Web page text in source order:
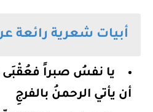
أبيات شعرية رائعة
يا نفسُ صبراً فعُقْبَى
أن يأتي الرحمنُ بالفرجِ